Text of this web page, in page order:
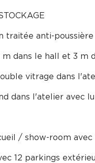
traitée anti-poussière
m dans le hall et 3 m
vitrage dans
dans l'atelier avec
/ show-room avec
12 parkings